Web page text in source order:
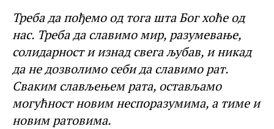
Треба да пођемо од тога шта Бог хоће од
нас. Треба да славимо мир, разумевање,
солидарност и изнад свега љубав, и никад
да не дозволимо себи да славимо рат.
Сваким слављењем рата, остављамо
могућност новим неспоразумима, а тиме и
новим ратовима.